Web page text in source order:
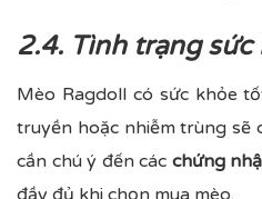
2.4. Tình trạng sức
Mèo Ragdoll có sức khỏe
truyền hoặc nhiễm trùng sẽ
cần chú ý đến các chứng
đầy đủ khi chọn mua mèo.